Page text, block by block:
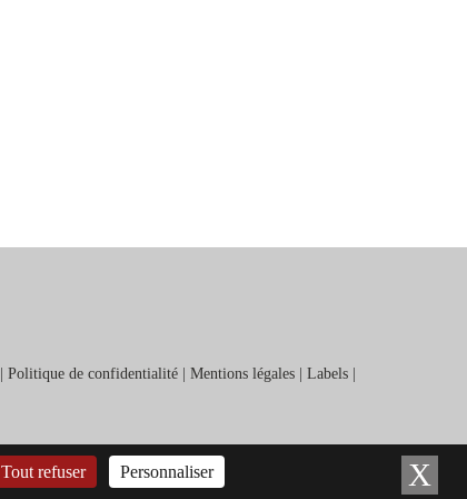
| Politique de confidentialité | Mentions légales | Labels |
Tout refuser Personnaliser X